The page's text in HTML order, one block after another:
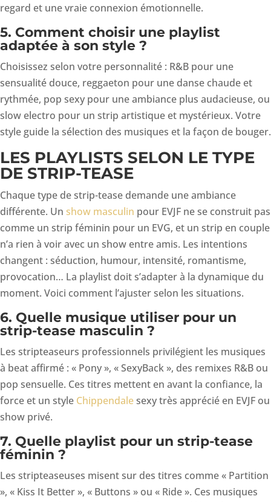
regard et une vraie connexion émotionnelle.
5. Comment choisir une playlist
adaptée à son style ?
Choisissez selon votre personnalité : R&B pour une
sensualité douce, reggaeton pour une danse chaude et
rythmée, pop sexy pour une ambiance plus audacieuse, ou
slow electro pour un strip artistique et mystérieux. Votre
style guide la sélection des musiques et la façon de bouger.
LES PLAYLISTS SELON LE TYPE
DE STRIP-TEASE
Chaque type de strip-tease demande une ambiance
différente. Un show masculin pour EVJF ne se construit pas
comme un strip féminin pour un EVG, et un strip en couple
n’a rien à voir avec un show entre amis. Les intentions
changent : séduction, humour, intensité, romantisme,
provocation… La playlist doit s’adapter à la dynamique du
moment. Voici comment l’ajuster selon les situations.
6. Quelle musique utiliser pour un
strip-tease masculin ?
Les stripteaseurs professionnels privilégient les musiques
à beat affirmé : « Pony », « SexyBack », des remixes R&B ou
pop sensuelle. Ces titres mettent en avant la confiance, la
force et un style Chippendalesexy très apprécié en EVJF ou
show privé.
7. Quelle playlist pour un strip-tease
féminin ?
Les stripteaseuses misent sur des titres comme « Partition
», « Kiss It Better », « Buttons » ou « Ride ». Ces musiques